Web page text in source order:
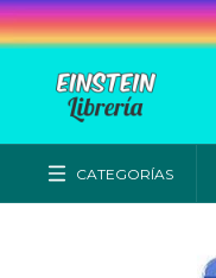
CATEGORÍAS